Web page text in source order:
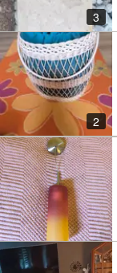
3
2